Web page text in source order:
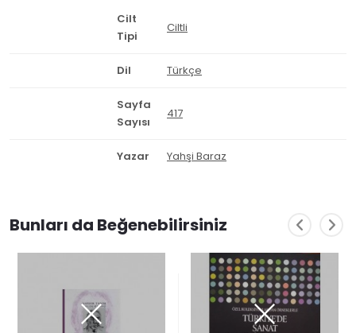
Cilt
Tipi
Ciltli
Dil Türkçe
Sayfa
Sayısı
417
Yazar Yahşi Baraz
Bunları da Beğenebilirsiniz